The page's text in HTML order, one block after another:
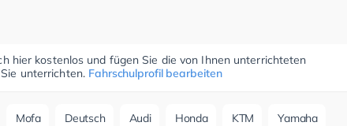
hier kostenlos und fügen Sie die von Ihnen unterrichteten
unterrichten. Fahrschulprofil bearbeiten
Mofa Deutsch Audi Honda KTM Yamaha